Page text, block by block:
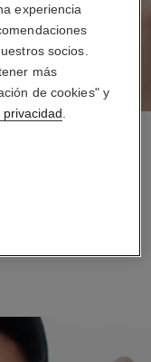
las pestañas.
experiencia
socios.
más
de cookies" y
privacidad